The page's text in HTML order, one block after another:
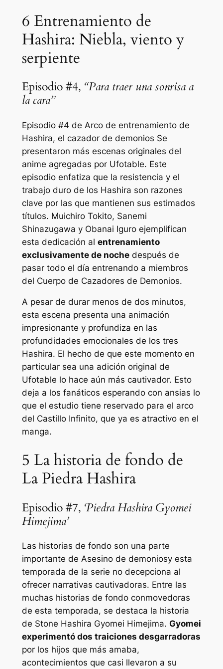
6 Entrenamiento de
Hashira: Niebla, viento y
serpiente
Episodio #4, “Para traer una sonrisa a
la cara”
Episodio #4 de Arco de entrenamiento de
Hashira, el cazador de demonios Se
presentaron más escenas originales del
anime agregadas por Ufotable. Este
episodio enfatiza que la resistencia y el
trabajo duro de los Hashira son razones
clave por las que mantienen sus estimados
títulos. Muichiro Tokito, Sanemi
Shinazugawa y Obanai Iguro ejemplifican
esta dedicación al entrenamiento
exclusivamente de nochedespués de
pasar todo el día entrenando a miembros
del Cuerpo de Cazadores de Demonios.
A pesar de durar menos de dos minutos,
esta escena presenta una animación
impresionante y profundiza en las
profundidades emocionales de los tres
Hashira. El hecho de que este momento en
particular sea una adición original de
Ufotable lo hace aún más cautivador. Esto
deja a los fanáticos esperando con ansias lo
que el estudio tiene reservado para el arco
del Castillo Infinito, que ya es atractivo en el
manga.
5 La historia de fondo de
La Piedra Hashira
Episodio #7, ‘Piedra Hashira Gyomei
Himejima’
Las historias de fondo son una parte
importante de Asesino de demoniosy esta
temporada de la serie no decepciona al
ofrecer narrativas cautivadoras. Entre las
muchas historias de fondo conmovedoras
de esta temporada, se destaca la historia
de Stone Hashira Gyomei Himejima. Gyomei
experimentó dos traiciones desgarradoras
por los hijos que más amaba,
acontecimientos que casi llevaron a su